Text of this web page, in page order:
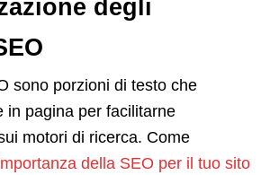
degli
sono porzioni di testo che
in pagina per facilitarne
motori di ricerca. Come
della SEO per il tuo sito